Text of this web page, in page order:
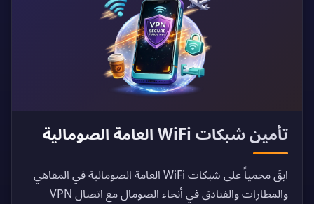
تأمين شبكات WiFi العامة الصومالية
ابقَ محمياً على شبكات WiFi العامة الصومالية في المقاهي
والمطارات والفنادق في أنحاء الصومال مع اتصال VPN